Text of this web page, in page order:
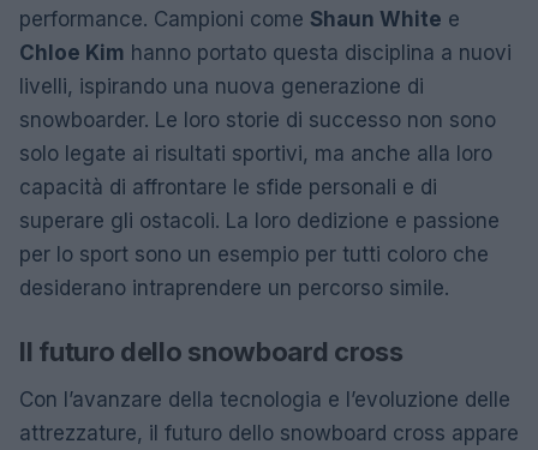
performance. Campioni come Shaun White e
Chloe Kim hanno portato questa disciplina a nuovi
livelli, ispirando una nuova generazione di
snowboarder. Le loro storie di successo non sono
solo legate ai risultati sportivi, ma anche alla loro
capacità di affrontare le sfide personali e di
superare gli ostacoli. La loro dedizione e passione
per lo sport sono un esempio per tutti coloro che
desiderano intraprendere un percorso simile.
Il futuro dello snowboard cross
Con l’avanzare della tecnologia e l’evoluzione delle
attrezzature, il futuro dello snowboard cross appare